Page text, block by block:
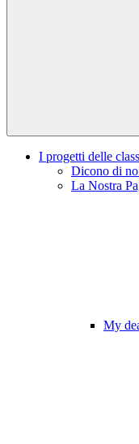
I progetti delle
Dicono di
La Nostra
My